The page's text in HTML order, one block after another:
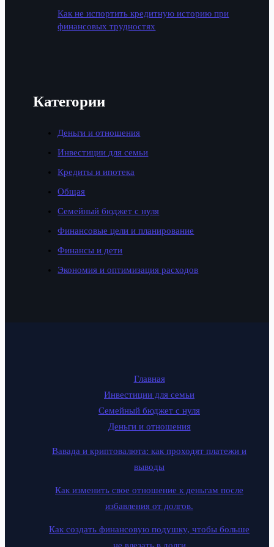
Как не испортить кредитную историю при
финансовых трудностях
Категории
Деньги и отношения
Инвестиции для семьи
Кредиты и ипотека
Общая
Семейный бюджет с нуля
Финансовые цели и планирование
Финансы и дети
Экономия и оптимизация расходов
Главная
Инвестиции для семьи
Семейный бюджет с нуля
Деньги и отношения
Вавада и криптовалюта: как проходят платежи и
выводы
Как изменить свое отношение к деньгам после
избавления от долгов.
Как создать финансовую подушку, чтобы больше